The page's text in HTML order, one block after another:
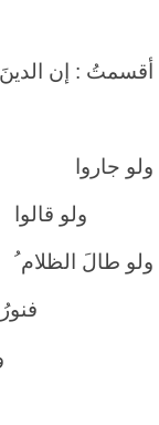
أقسمتُ : إن
وإن
ولو جاروا
ولو قالوا
ولو طالَ الظلام ُ
فنورُهُ
وقد